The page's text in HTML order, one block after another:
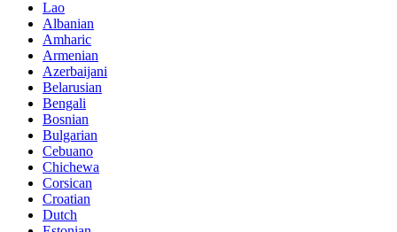
Lao
Albanian
Amharic
Armenian
Azerbaijani
Belarusian
Bengali
Bosnian
Bulgarian
Cebuano
Chichewa
Corsican
Croatian
Dutch